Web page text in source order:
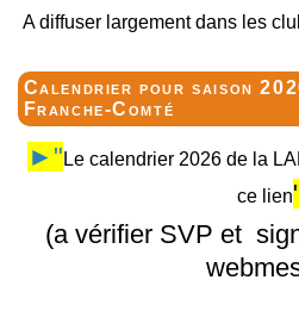
A diffuser largement dans les
Calendrier pour saison
Franche-Comté
►" Le calendrier 2026 de la
ce lien
(a vérifier SVP et